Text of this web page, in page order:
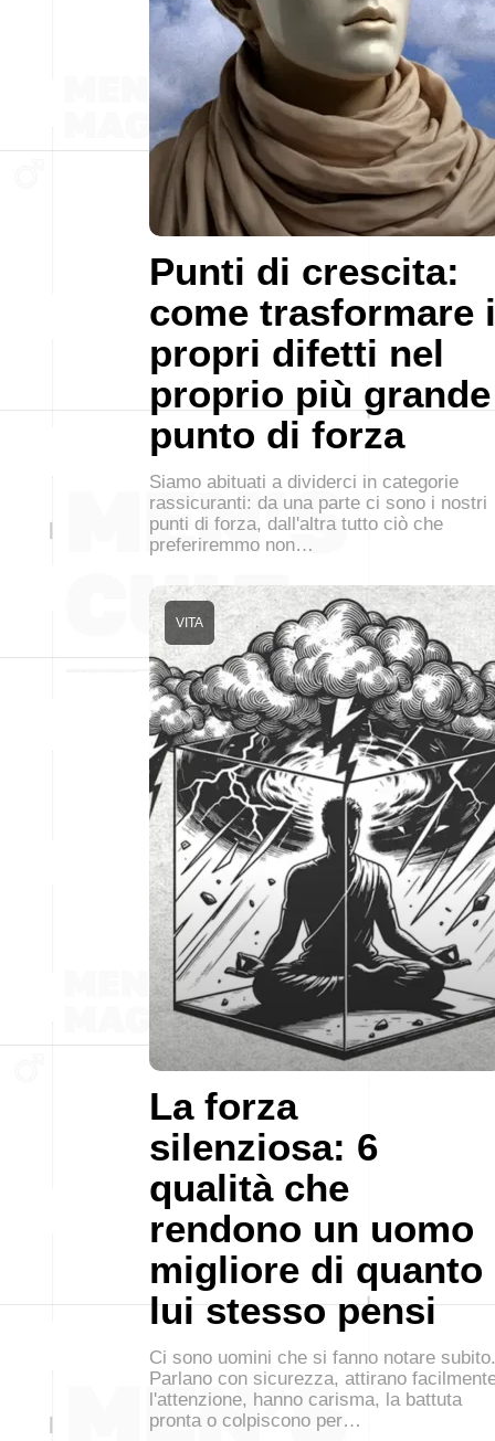
Punti di crescita:
come trasformare i
propri difetti nel
proprio più grande
punto di forza
Siamo abituati a dividerci in categorie
rassicuranti: da una parte ci sono i nostri
punti di forza, dall'altra tutto ciò che
preferiremmo non…
La forza
silenziosa: 6
qualità che
rendono un uomo
migliore di quanto
lui stesso pensi
VITA
Ci sono uomini che si fanno notare subito.
Parlano con sicurezza, attirano
l'attenzione, hanno carisma, la battuta
pronta o colpiscono per…